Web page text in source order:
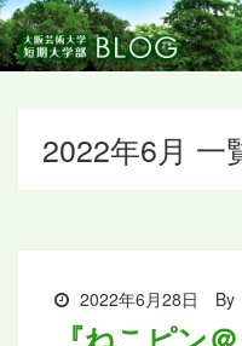
2022年6月 一
2022年6月28日 By